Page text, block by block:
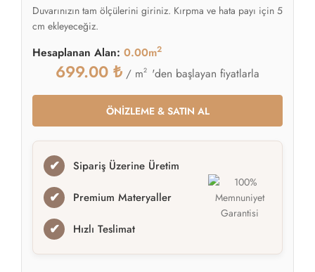
Duvarınızın tam ölçülerini giriniz. Kırpma ve hata payı için 5
cm ekleyeceğiz.
Hesaplanan Alan: 0.00m2
699.00 ₺ / m2 'den başlayan fiyatlarla
ÖNİZLEME & SATIN AL
✔ Sipariş Üzerine Üretim
✔ Premium Materyaller
✔ Hızlı Teslimat